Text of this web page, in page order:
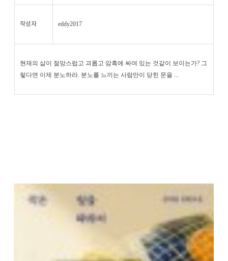
작성자 eddy2017
현재의 삶이 절망스럽고 괴롭고 암흑에 싸여 있는 것같이 보이는가? 그
렇다면 이제 분노하라. 분노를 느끼는 사람만이 닫힌 문을 ...